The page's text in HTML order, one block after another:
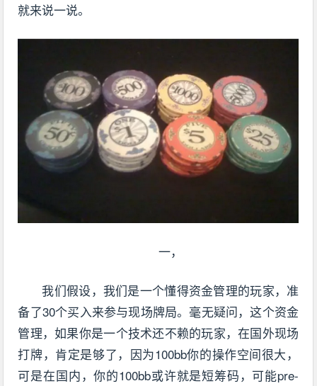
就来说一说。
一，
我们假设，我们是一个懂得资金管理的玩家，准
备了30个买入来参与现场牌局。毫无疑问，这个资金
管理，如果你是一个技术还不赖的玩家，在国外现场
打牌，肯定是够了，因为100bb你的操作空间很大，
可是在国内，你的100bb或许就是短筹码，可能pre-